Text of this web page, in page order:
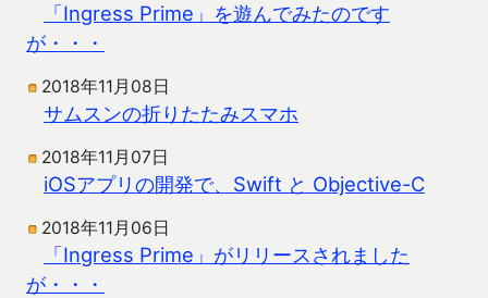
「Ingress Prime」を遊んでみたのです
が・・・
2018年11月08日
サムスンの折りたたみスマホ
2018年11月07日
iOSアプリの開発で、Swift と Objective-C
2018年11月06日
「Ingress Prime」がリリースされました
が・・・